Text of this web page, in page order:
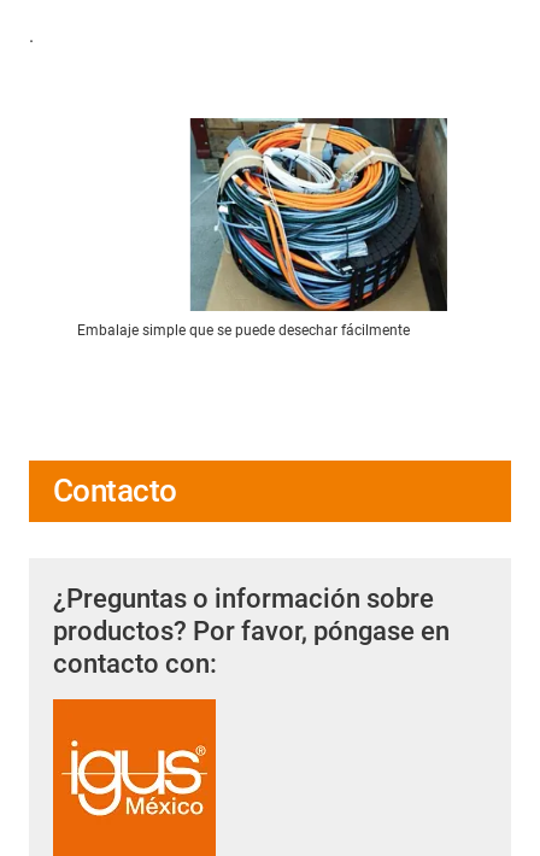
.
Embalaje simple que se puede desechar fácilmente
Contacto
¿Preguntas o información sobre
productos? Por favor, póngase en
contacto con: